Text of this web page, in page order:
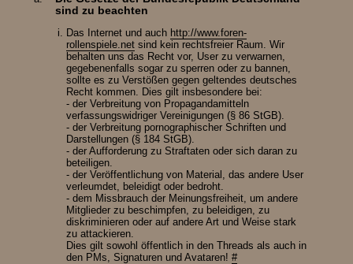
sind zu beachten
Das Internet und auch http://www.foren-
rollenspiele.net sind kein rechtsfreier Raum. Wir
behalten uns das Recht vor, User zu verwarnen,
gegebenenfalls sogar zu sperren oder zu bannen,
sollte es zu Verstößen gegen geltendes deutsches
Recht kommen. Dies gilt insbesondere bei:
- der Verbreitung von Propagandamitteln
verfassungswidriger Vereinigungen (§ 86 StGB).
- der Verbreitung pornographischer Schriften und
Darstellungen (§ 184 StGB).
- der Aufforderung zu Straftaten oder sich daran zu
beteiligen.
- der Veröffentlichung von Material, das andere User
verleumdet, beleidigt oder bedroht.
- dem Missbrauch der Meinungsfreiheit, um andere
Mitglieder zu beschimpfen, zu beleidigen, zu
diskriminieren oder auf andere Art und Weise stark
zu attackieren.
Dies gilt sowohl öffentlich in den Threads als auch in
den PMs, Signaturen und Avataren!#